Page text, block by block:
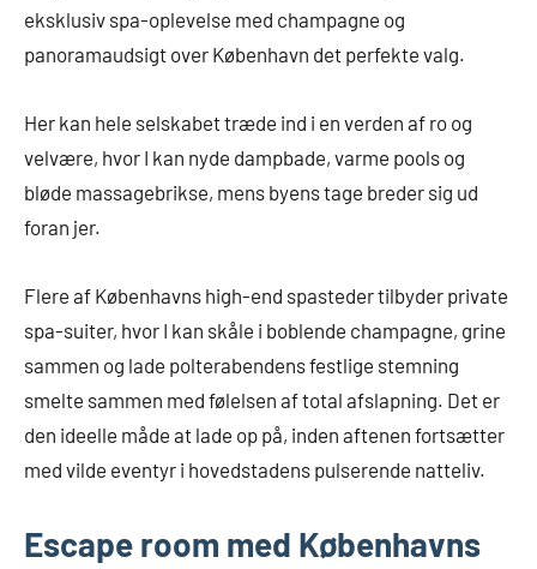
eksklusiv spa-oplevelse med champagne og
panoramaudsigt over København det perfekte valg.
Her kan hele selskabet træde ind i en verden af ro og
velvære, hvor I kan nyde dampbade, varme pools og
bløde massagebrikse, mens byens tage breder sig ud
foran jer.
Flere af Københavns high-end spasteder tilbyder private
spa-suiter, hvor I kan skåle i boblende champagne, grine
sammen og lade polterabendens festlige stemning
smelte sammen med følelsen af total afslapning. Det er
den ideelle måde at lade op på, inden aftenen fortsætter
med vilde eventyr i hovedstadens pulserende natteliv.
Escape room med Københavns